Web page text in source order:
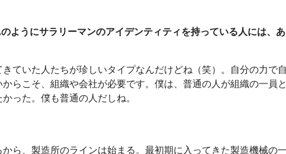
ようにサラリーマンのアイデンティティを持っている人には、
ていた人たちが珍しいタイプなんだけどね（笑）。自分の力で
らこそ、組織や会社が必要です。僕は、普通の人が組織の一員
った。僕も普通の人だしね。
ら、製造所のラインは始まる。最初期に入ってきた製造機械の